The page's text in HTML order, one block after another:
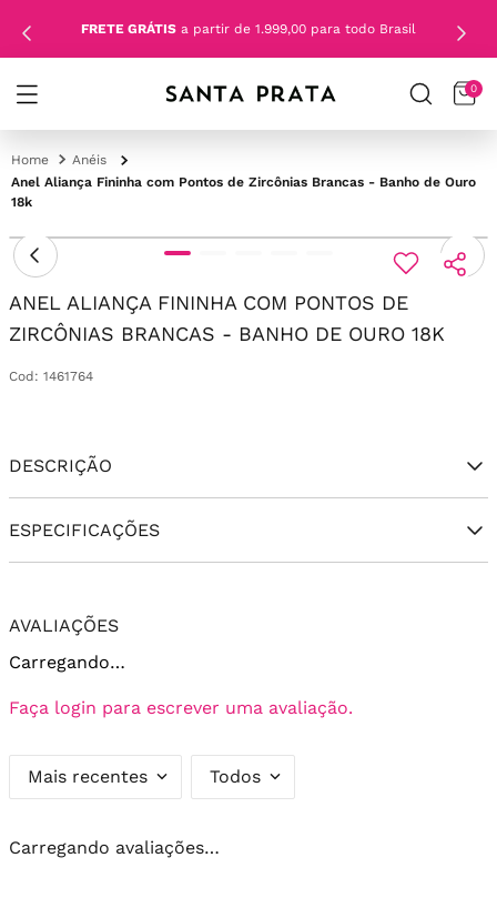
FRETE GRÁTIS a partir de 1.999,00 para todo Brasil
0
Anéis
Anel Aliança Fininha com Pontos de Zircônias Brancas - Banho de Ouro
18k
ANEL ALIANÇA FININHA COM PONTOS DE
ZIRCÔNIAS BRANCAS - BANHO DE OURO 18K
Cod : 1461764
DESCRIÇÃO
ESPECIFICAÇÕES
AVALIAÇÕES
Carregando…
Faça login para escrever uma avaliação.
Mais recentes Todos
Carregando avaliações…